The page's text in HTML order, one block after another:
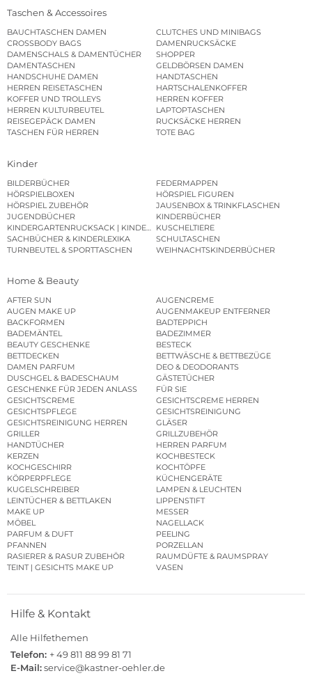
Taschen & Accessoires
BAUCHTASCHEN DAMEN
CLUTCHES UND MINIBAGS
CROSSBODY BAGS
DAMENRUCKSÄCKE
DAMENSCHALS & DAMENTÜCHER
SHOPPER
DAMENTASCHEN
GELDBÖRSEN DAMEN
HANDSCHUHE DAMEN
HANDTASCHEN
HERREN REISETASCHEN
HARTSCHALENKOFFER
KOFFER UND TROLLEYS
HERREN KOFFER
HERREN KULTURBEUTEL
LAPTOPTASCHEN
REISEGEPÄCK DAMEN
RUCKSÄCKE HERREN
TASCHEN FÜR HERREN
TOTE BAG
Kinder
BILDERBÜCHER
FEDERMAPPEN
HÖRSPIELBOXEN
HÖRSPIEL FIGUREN
HÖRSPIEL ZUBEHÖR
JAUSENBOX & TRINKFLASCHEN
JUGENDBÜCHER
KINDERBÜCHER
KINDERGARTENRUCKSACK | KINDERGARTENBEUTEL
KUSCHELTIERE
SACHBÜCHER & KINDERLEXIKA
SCHULTASCHEN
TURNBEUTEL & SPORTTASCHEN
WEIHNACHTSKINDERBÜCHER
Home & Beauty
AFTER SUN
AUGENCREME
AUGEN MAKE UP
AUGENMAKEUP ENTFERNER
BACKFORMEN
BADTEPPICH
BADEMÄNTEL
BADEZIMMER
BEAUTY GESCHENKE
BESTECK
BETTDECKEN
BETTWÄSCHE & BETTBEZÜGE
DAMEN PARFUM
DEO & DEODORANTS
DUSCHGEL & BADESCHAUM
GÄSTETÜCHER
GESCHENKE FÜR JEDEN ANLASS
FÜR SIE
GESICHTSCREME
GESICHTSCREME HERREN
GESICHTSPFLEGE
GESICHTSREINIGUNG
GESICHTSREINIGUNG HERREN
GLÄSER
GRILLER
GRILLZUBEHÖR
HANDTÜCHER
HERREN PARFUM
KERZEN
KOCHBESTECK
KOCHGESCHIRR
KOCHTÖPFE
KÖRPERPFLEGE
KÜCHENGERÄTE
KUGELSCHREIBER
LAMPEN & LEUCHTEN
LEINTÜCHER & BETTLAKEN
LIPPENSTIFT
MAKE UP
MESSER
MÖBEL
NAGELLACK
PARFUM & DUFT
PEELING
PFANNEN
PORZELLAN
RASIERER & RASUR ZUBEHÖR
RAUMDÜFTE & RAUMSPRAY
TEINT | GESICHTS MAKE UP
VASEN
Hilfe & Kontakt
Alle Hilfethemen
Telefon: + 49 811 88 99 81 71
E-Mail:service@kastner-oehler.de